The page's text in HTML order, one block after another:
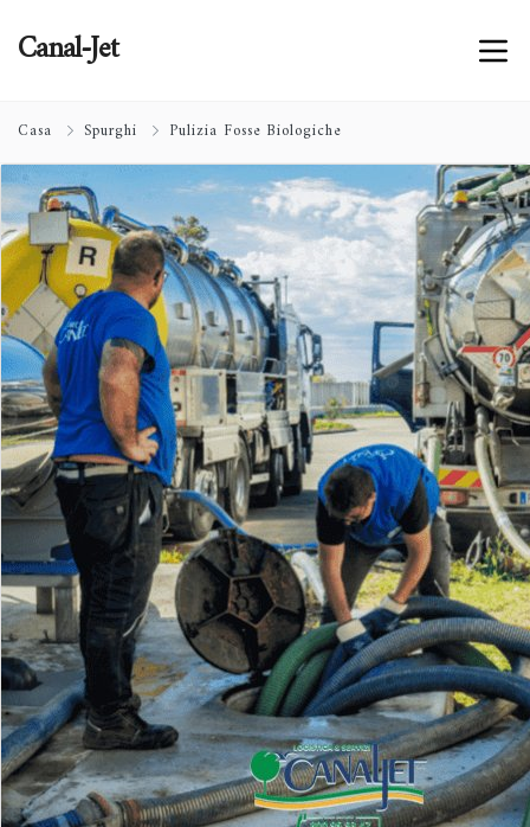
Canal-Jet
Casa Spurghi Pulizia Fosse Biologiche